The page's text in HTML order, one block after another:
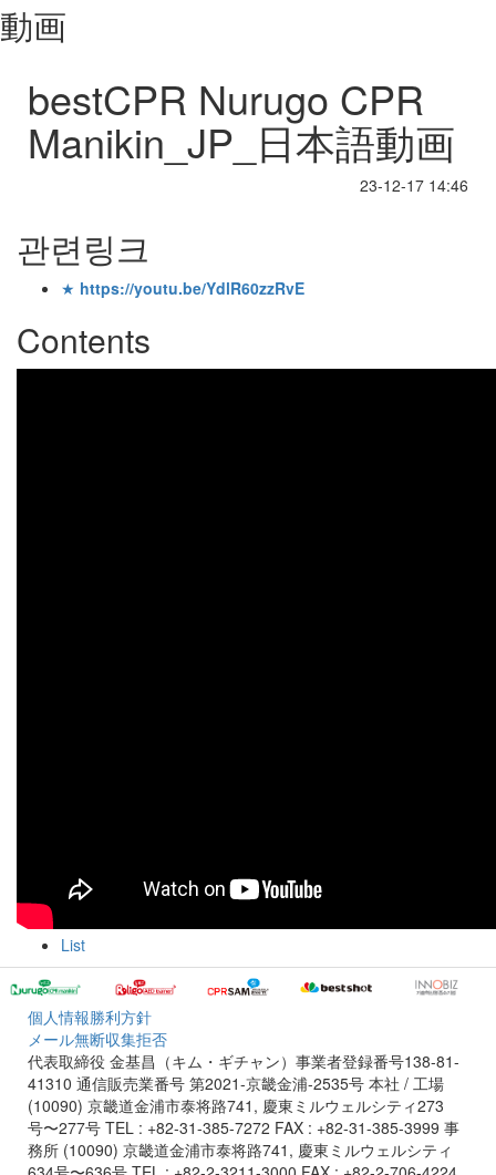
動画
bestCPR Nurugo CPR
Manikin_JP_日本語動画
23-12-17 14:46
관련링크
★ https://youtu.be/YdlR60zzRvE
Contents
List
個人情報勝利方針
メール無断収集拒否
代表取締役 金基昌（キム・ギチャン）事業者登録番号138-81-
41310 通信販売業番号 第2021-京畿金浦-2535号 本社 / 工場
(10090) 京畿道金浦市泰将路741, 慶東ミルウェルシティ273
号〜277号 TEL : +82-31-385-7272 FAX : +82-31-385-3999 事
務所 (10090) 京畿道金浦市泰将路741, 慶東ミルウェルシティ